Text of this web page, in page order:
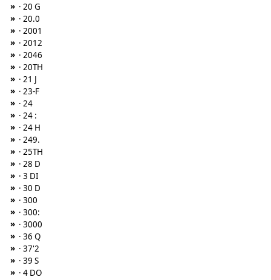
» · 20 G
» · 20.0
» · 2001
» · 2012
» · 2046
» · 20TH
» · 21 J
» · 23-F
» · 24
» · 24 :
» · 24 H
» · 249.
» · 25TH
» · 28 D
» · 3 DI
» · 30 D
» · 300
» · 300:
» · 3000
» · 36 Q
» · 37'2
» · 39 S
» · 4 DO